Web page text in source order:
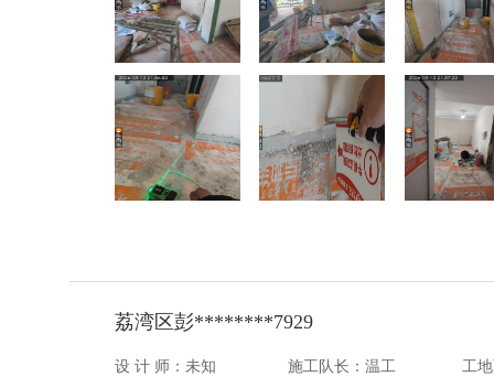
荔湾区彭********7929
设 计 师：未知 施工队长：温工 工